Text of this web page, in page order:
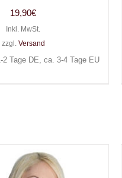
19,90€
Inkl. MwSt.
zzgl. Versand
2 Tage DE, ca. 3-4 Tage EU